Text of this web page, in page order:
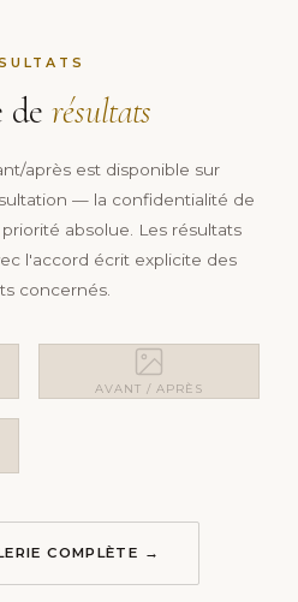
de résultats
après est disponible sur
— la confidentialité de
absolue. Les résultats
l'accord écrit explicite des
concernés.
AVANT / APRÈS
COMPLÈTE →